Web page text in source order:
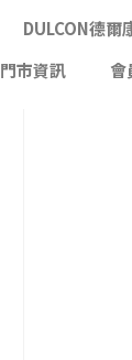
DULCON德爾
門市資訊 會